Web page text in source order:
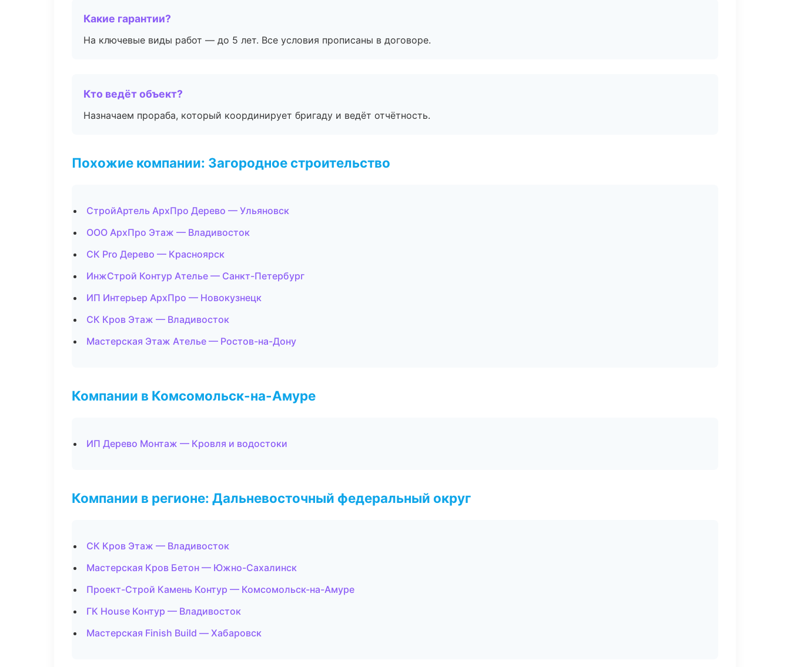
Какие гарантии?
На ключевые виды работ — до 5 лет. Все условия прописаны в договоре.
Кто ведёт объект?
Назначаем прораба, который координирует бригаду и ведёт отчётность.
Похожие компании: Загородное строительство
СтройАртель АрхПро Дерево — Ульяновск
ООО АрхПро Этаж — Владивосток
СК Pro Дерево — Красноярск
ИнжСтрой Контур Ателье — Санкт-Петербург
ИП Интерьер АрхПро — Новокузнецк
СК Кров Этаж — Владивосток
Мастерская Этаж Ателье — Ростов-на-Дону
Компании в Комсомольск-на-Амуре
ИП Дерево Монтаж — Кровля и водостоки
Компании в регионе: Дальневосточный федеральный округ
СК Кров Этаж — Владивосток
Мастерская Кров Бетон — Южно-Сахалинск
Проект-Строй Камень Контур — Комсомольск-на-Амуре
ГК House Контур — Владивосток
Мастерская Finish Build — Хабаровск